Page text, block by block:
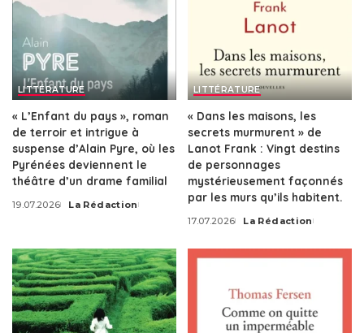
LITTÉRATURE
« L’Enfant du pays », roman
de terroir et intrigue à
suspense d’Alain Pyre, où les
Pyrénées deviennent le
théâtre d’un drame familial
19.07.2026
Posted
La Rédaction
LITTÉRATURE
« Dans les maisons, les
secrets murmurent » de
Lanot Frank : Vingt destins
de personnages
mystérieusement façonnés
par les murs qu’ils habitent.
17.07.2026
Posted
La Rédaction